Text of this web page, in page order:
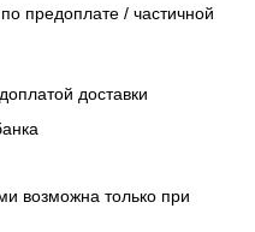
предоплате / частичной
доставки
возможна только при